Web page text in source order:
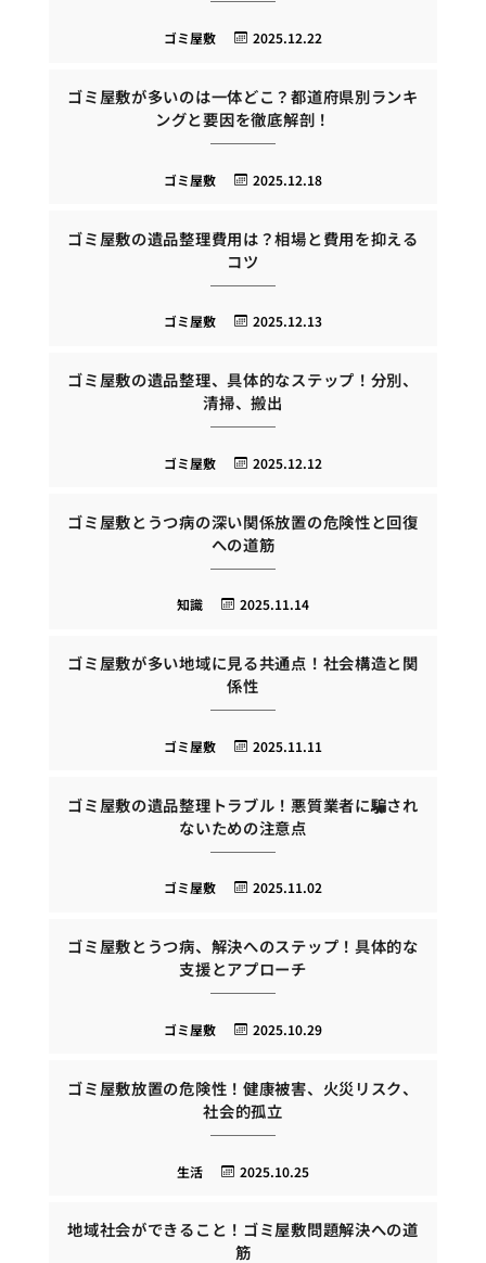
2025.12.22
ゴミ屋敷
ゴミ屋敷が多いのは一体どこ？都道府県別ランキ
ングと要因を徹底解剖！
2025.12.18
ゴミ屋敷
ゴミ屋敷の遺品整理費用は？相場と費用を抑える
コツ
2025.12.13
ゴミ屋敷
ゴミ屋敷の遺品整理、具体的なステップ！分別、
清掃、搬出
2025.12.12
ゴミ屋敷
ゴミ屋敷とうつ病の深い関係放置の危険性と回復
への道筋
2025.11.14
知識
ゴミ屋敷が多い地域に見る共通点！社会構造と関
係性
2025.11.11
ゴミ屋敷
ゴミ屋敷の遺品整理トラブル！悪質業者に騙され
ないための注意点
2025.11.02
ゴミ屋敷
ゴミ屋敷とうつ病、解決へのステップ！具体的な
支援とアプローチ
2025.10.29
ゴミ屋敷
ゴミ屋敷放置の危険性！健康被害、火災リスク、
社会的孤立
2025.10.25
生活
地域社会ができること！ゴミ屋敷問題解決への道
筋